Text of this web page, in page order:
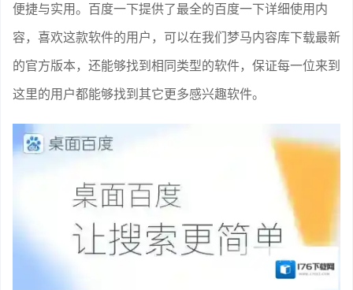
便捷与实用。百度一下提供了最全的百度一下详细使用内
容，喜欢这款软件的用户，可以在我们梦马内容库下载最新
的官方版本，还能够找到相同类型的软件，保证每一位来到
这里的用户都能够找到其它更多感兴趣软件。